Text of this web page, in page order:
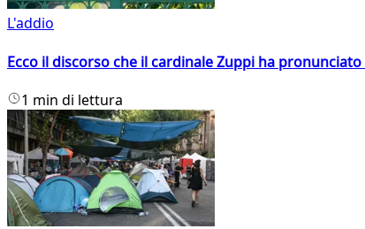
L'addio
Ecco il discorso che il cardinale Zuppi ha
1 min di lettura